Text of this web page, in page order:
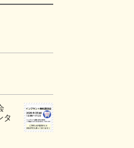
タ